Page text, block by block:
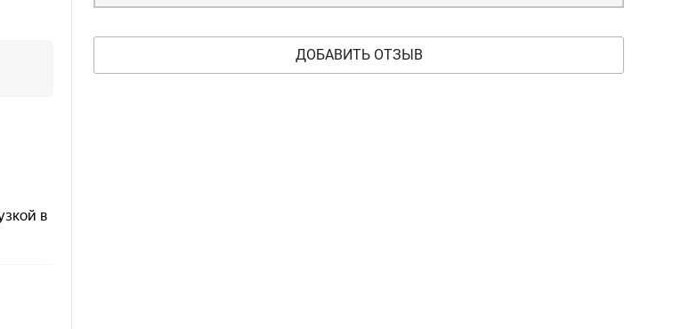
ДОБАВИТЬ ОТЗЫВ